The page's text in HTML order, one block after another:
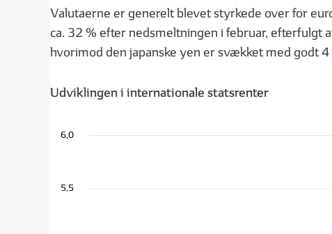
Valutaerne er generelt blevet styrkede over for
ca. 32 % efter nedsmeltningen i februar, efterfulgt
hvorimod den japanske yen er svækket med godt 4
Udviklingen i internationale statsrenter
5,5
6,0